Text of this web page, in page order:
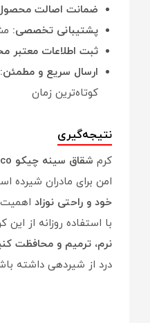
ضمانت اصالت
پشتیبانی تخصصی:
ثبت اطلاعات معتبر
ارسال سریع و مطمئن:
کوتاه‌ترین زمان
نتیجه‌گیری
کرم شقاق سینه چیکو Chicco
امن برای مادران شیرده
خود و راحتی نوزاد
با استفاده روزانه از این
نرم، ترمیم و محافظت
درد از شیردهی داشته